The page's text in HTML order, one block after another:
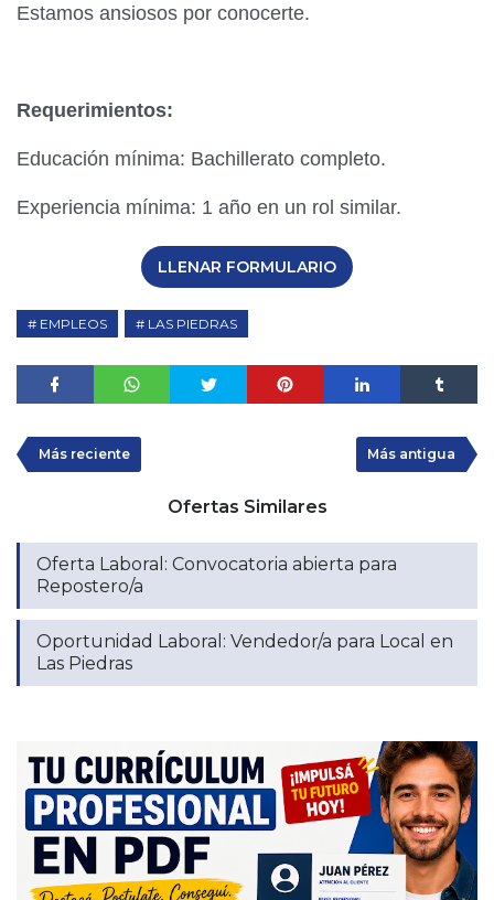
Estamos ansiosos por conocerte.
Requerimientos:
Educación mínima: Bachillerato completo.
Experiencia mínima: 1 año en un rol similar.
LLENAR FORMULARIO
EMPLEOS LAS PIEDRAS
Más reciente Más antigua
Ofertas Similares
Oferta Laboral: Convocatoria abierta para
Repostero/a
Oportunidad Laboral: Vendedor/a para Local en
Las Piedras